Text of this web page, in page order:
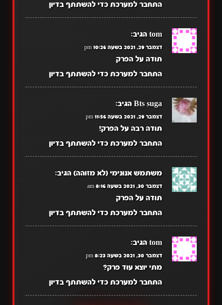
התחבר למערכת כדי להשתתף בדיון
tom הגיב:
דצמבר 29, 2021 בשעה 10:26 pm
תודה על הפרק
התחבר למערכת כדי להשתתף בדיון
Bts suga הגיב:
דצמבר 29, 2021 בשעה 11:56 pm
תודה רבה על הפרק!
התחבר למערכת כדי להשתתף בדיון
משתמש אנונימי (לא מזוהה) הגיב:
דצמבר 30, 2021 בשעה 8:16 am
תודה על הפרק
התחבר למערכת כדי להשתתף בדיון
tom הגיב:
דצמבר 30, 2021 בשעה 8:23 pm
מתי יוצא עוד פרק?
התחבר למערכת כדי להשתתף בדיון